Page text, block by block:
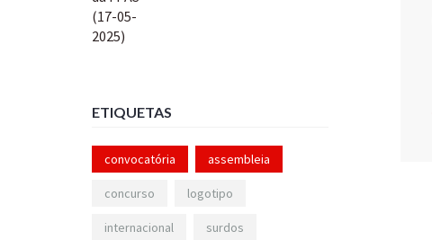
ETIQUETAS
convocatória assembleia
concurso logotipo
internacional surdos